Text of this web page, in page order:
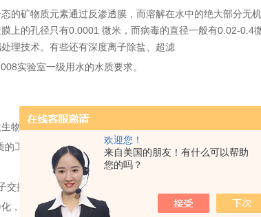
欢迎您！
来自美国的朋友！有什么可以帮助
您的吗？
的矿物质元素通过反渗透膜，而溶解在水中的绝大部分
上的孔径只有0.0001 微米，而病毒的直径一般有0.02-0.4
理技术。有些还有深度离子除盐、超滤
实验室一级用水的水质要求。
物、可溶性气体等。
工艺方法有蒸馏法、反渗透法、离子交换法、过滤法、吸
换（可生产出18.2MΩ.cm超纯水）和终端处理（生产出
，所以一定要尽量去除对反渗透膜有影响的杂质；主要